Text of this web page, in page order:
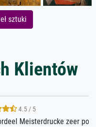
sztuki
Klientów
zeer positief.